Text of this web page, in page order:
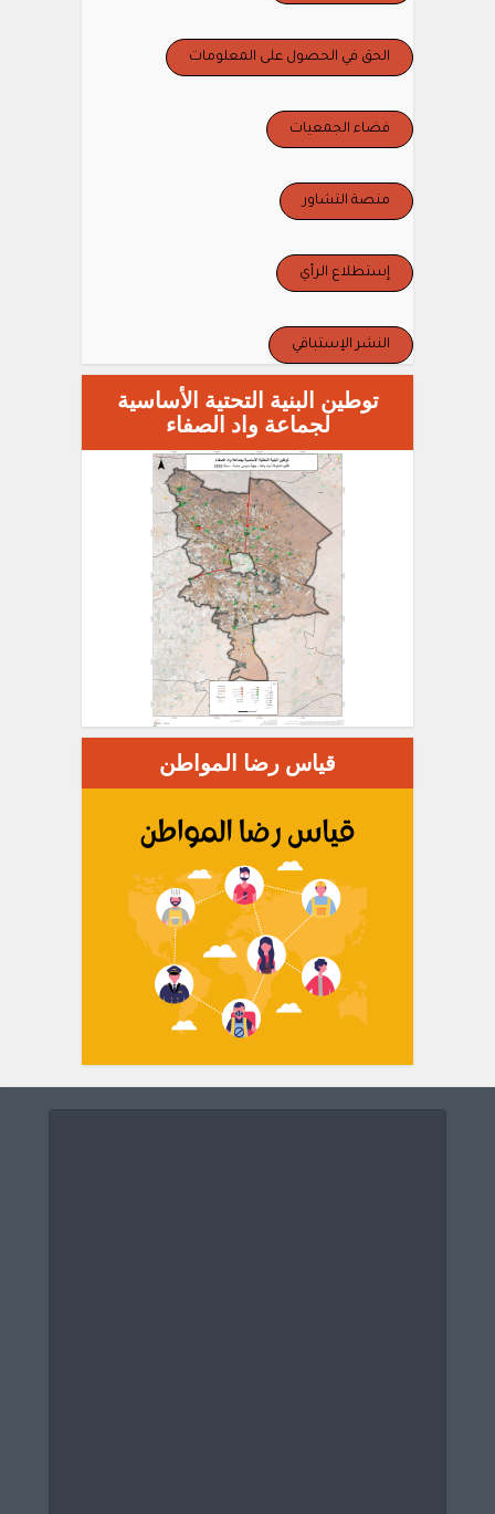
الحق في الحصول على المعلومات
فضاء الجمعيات
منصة التشاور
إستطلاع الرأي
النشر الإستباقي
توطين البنية التحتية الأساسية
لجماعة واد الصفاء
قياس رضا المواطن